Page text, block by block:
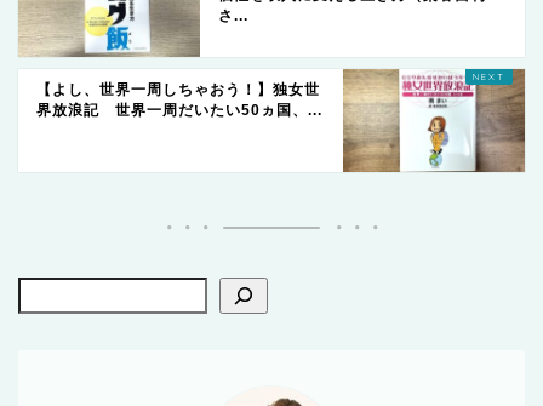
さ...
【よし、世界一周しちゃおう！】独女世
界放浪記 世界一周だいたい50ヵ国、...